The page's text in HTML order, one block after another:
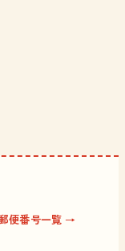
便番号一覧 →